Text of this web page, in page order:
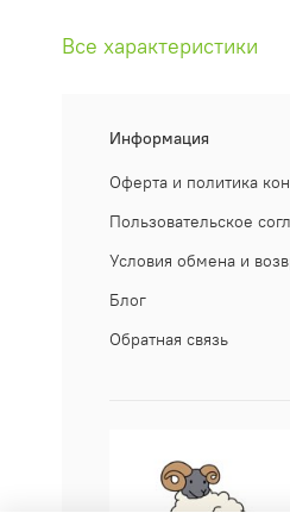
Все характеристики
Информация
Оферта и политика
Пользовательское
Условия обмена и
Блог
Обратная связь